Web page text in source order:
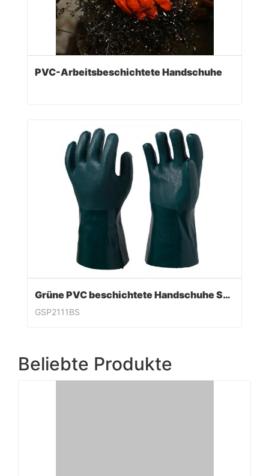
PVC-Arbeitsbeschichtete Handschuhe
Grüne PVC beschichtete Handschuhe Sandy Finish
GSP2111BS
Beliebte Produkte